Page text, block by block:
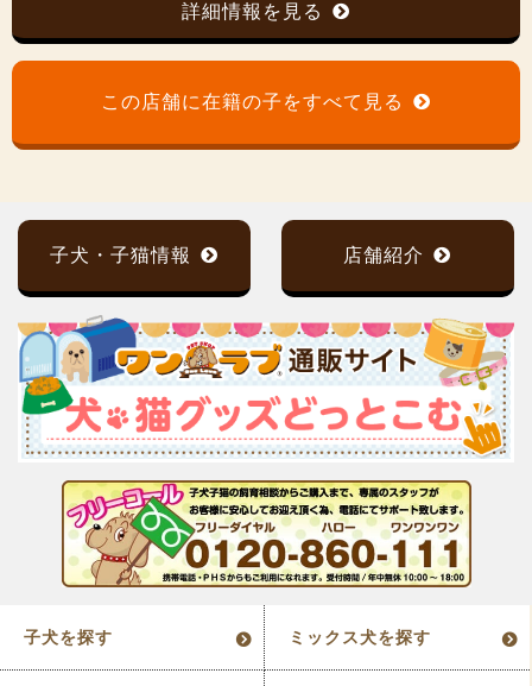
詳細情報を見る
この店舗に在籍の子をすべて見る
子犬・子猫情報 店舗紹介
子犬を探す ミックス犬を探す